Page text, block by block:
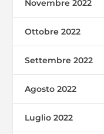
Novembre 2022
Ottobre 2022
Settembre 2022
Agosto 2022
Luglio 2022